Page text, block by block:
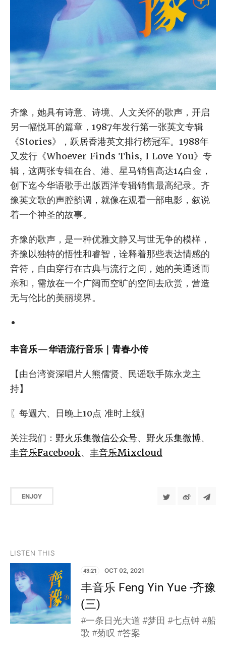
齐豫，她具有诗意、诗境、人文关怀的歌声，开启
另一幅悦耳的篇章，1987年发行第一张英文专辑
《Stories》，跃居香港英文排行榜冠军。1988年
又发行《Whoever Finds This, I Love You》专
辑，这两张专辑在台、港、星马销售高达14白金，
创下迄今华语歌手出版西洋专辑销售最高纪录。齐
豫英文歌的声腔韵调，就像在观看一部电影，叙说
着一个神圣的故事。
齐豫的歌声，是一种优雅文静又与世无争的模样，
齐豫以独特的悟性和睿智，诠释着那些表达情感的
音符，自由穿行在古典与流行之间，她的美通透而
亲和，需放在一个广阔而空旷的空间去欣赏，营造
无与伦比的美丽境界。
丰音乐—华语流行音乐｜青春小传
【由台湾资深唱片人熊儒贤、民谣歌手陈永龙主
持】
〖每週六、日晚上10点 准时上线〗
关注我们： 野火乐集微信公众号、 野火乐集微博、
丰音乐Facebook、 丰音乐Mixcloud
ENJOY
LISTEN THIS
43:21 OCT 02, 2021
丰音乐 Feng Yin Yue -齐豫
(三)
#一条日光大道 #梦田 #七点钟 #船
歌 #菊叹 #答案